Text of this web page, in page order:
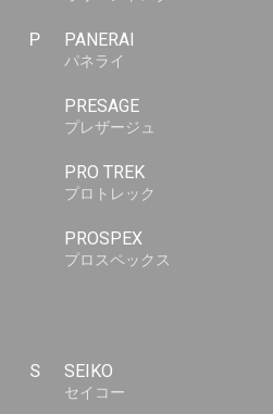
P PANERAI
パネライ
PRESAGE
プレザージュ
PRO TREK
プロトレック
PROSPEX
プロスペックス
S SEIKO
セイコー